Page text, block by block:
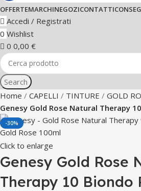
OFFERTEMARCHINEGOZICONTATTI
Accedi / Registrati
0 Wishlist
0 0,00 €
Search
Home
CAPELLI TINTURE
GOLD
Genesy Gold Rose Natural Therapy
-30%
Click to enlarge
Genesy Gold Rose
Therapy 10 Biondo